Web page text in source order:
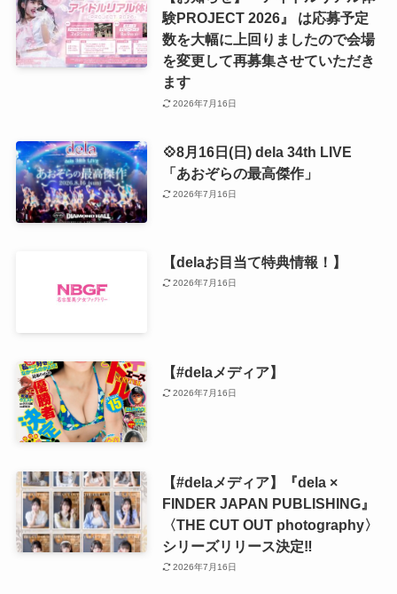
験PROJECT 2026』 は応募予定
数を大幅に上回りましたので会場
を変更して再募集させていただき
ます
2026年7月16日
💠8月16日(日) dela 34th LIVE
「あおぞらの最高傑作」
2026年7月16日
【delaお目当て特典情報！】
2026年7月16日
【#delaメディア】
2026年7月16日
【#delaメディア】『dela ×
FINDER JAPAN PUBLISHING』
〈THE CUT OUT photography〉
シリーズリリース決定‼️
2026年7月16日